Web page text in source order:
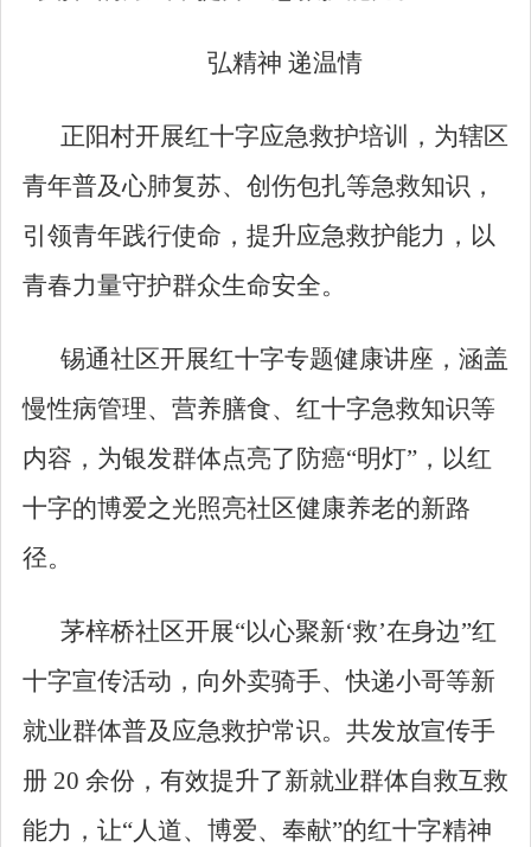
弘精神 递温情
正阳村开展红十字应急救护培训，为辖区
青年普及心肺复苏、创伤包扎等急救知识，
引领青年践行使命，提升应急救护能力，以
青春力量守护群众生命安全。
锡通社区开展红十字专题健康讲座， 涵盖
慢性病管理、营养膳食、红十字急救知识等
内容，为银发群体点亮了防癌“明灯”，以红
十字的博爱之光照亮社区健康养老的新路
径。
茅梓桥社区开展“以心聚新‘救’在身边”红
十字宣传活动，向外卖骑手、快递小哥等新
就业群体普及应急救护常识。共发放宣传手
册 20 余份，有效提升了新就业群体自救互救
能力，让“人道、博爱、奉献”的红十字精神